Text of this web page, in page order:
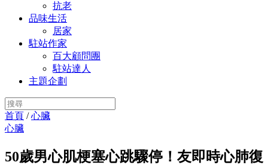
抗老
品味生活
居家
駐站作家
百大顧問團
駐站達人
主題企劃
首頁 /心臟
心臟
50歲男心肌梗塞心跳驟停！友即時心肺復